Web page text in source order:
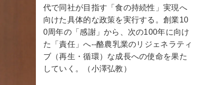
代で同社が目指す「食の持続性」実現へ
向けた具体的な政策を実行する。創業10
0周年の「感謝」から、次の100年に向け
た「責任」へ--酪農乳業のリジェネラティ
ブ（再生・循環）な成長への使命を果た
していく。（小澤弘教）